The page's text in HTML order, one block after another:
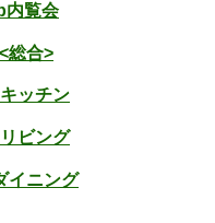
覧会
総合>
ッチン
ビング
イニング